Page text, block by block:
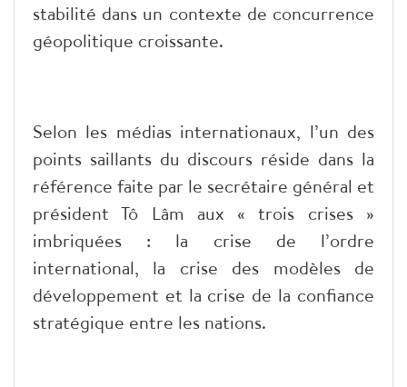
stabilité dans un contexte de concurrence
géopolitique croissante.
Selon les médias internationaux, l’un des
points saillants du discours réside dans la
référence faite par le secrétaire général et
président Tô Lâm aux « trois crises »
imbriquées : la crise de l’ordre
international, la crise des modèles de
développement et la crise de la confiance
stratégique entre les nations.